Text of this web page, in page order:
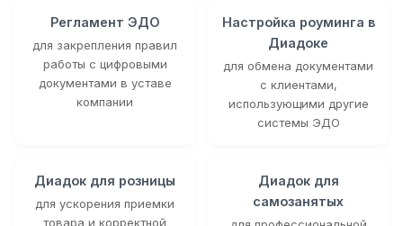
Регламент ЭДО
для закрепления правил
работы с цифровыми
документами в уставе
компании
Настройка роуминга в
Диадоке
для обмена документами
с клиентами,
использующими другие
системы ЭДО
Диадок для розницы
для ускорения приемки
товара и корректной
Диадок для
самозанятых